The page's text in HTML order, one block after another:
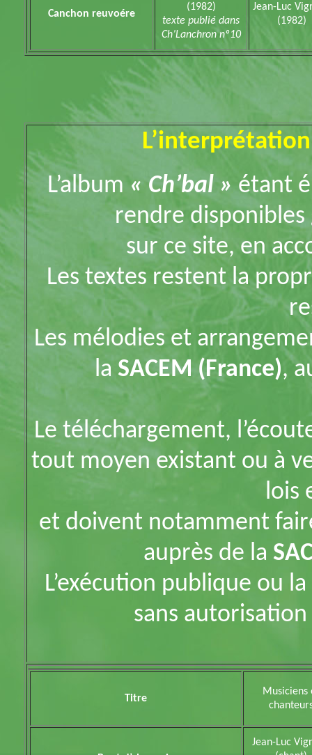
Canchon reuvoére
(1982)
texte publié dans
Ch’Lanchron nº10
Jean-Luc
(1982)
L’album « Ch’bal »étant
rendre
sur ce site, en
Les textes restent la
Les mélodies et
la SACEM (France),
Le téléchargement,
tout moyen existant ou à
lois
et doivent notamment
auprès de la
L’exécution publique ou
sans
Titre
Musiciens
Jean-Luc